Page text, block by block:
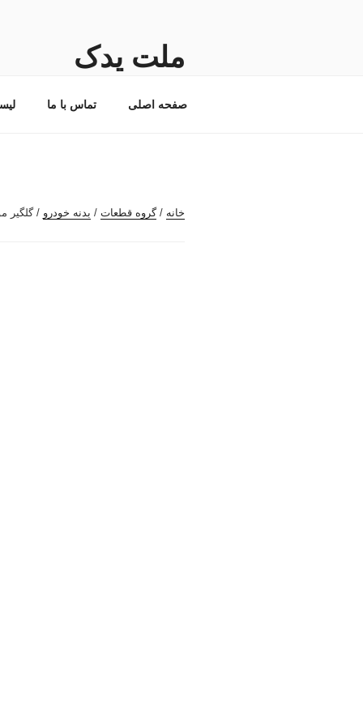
ملت یدک
صفحه اصلی تماس با ما
خانه /گروه قطعات / بدنه خودرو / گلگیر